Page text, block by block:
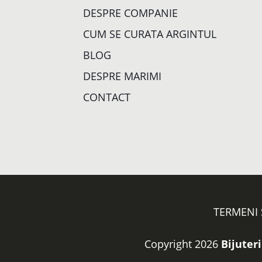
DESPRE COMPANIE
CUM SE CURATA ARGINTUL
BLOG
DESPRE MARIMI
CONTACT
TERMENI
Copyright 2026